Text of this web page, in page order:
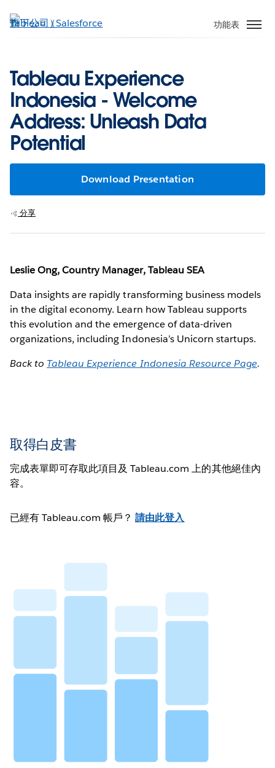
至
功能表
Tableau Experience
Indonesia - Welcome
Address: Unleash Data
Potential
Download Presentation
分享
Leslie Ong, Country Manager, Tableau SEA
Data insights are rapidly transforming business models
in the digital economy. Learn how Tableau supports
this evolution and the emergence of data-driven
organizations, including Indonesia’s Unicorn startups.
Back to Tableau Experience Indonesia Resource Page.
取得白皮書
完成表單即可存取此項目及 Tableau.com 上的其他絕佳內
容。
已經有 Tableau.com 帳戶？請由此登入